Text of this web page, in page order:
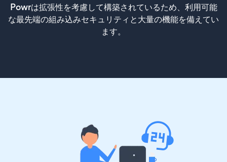
Powrは拡張性を考慮して構築されているため、利用可能
な最先端の組み込みセキュリティと大量の機能を備えてい
ます。